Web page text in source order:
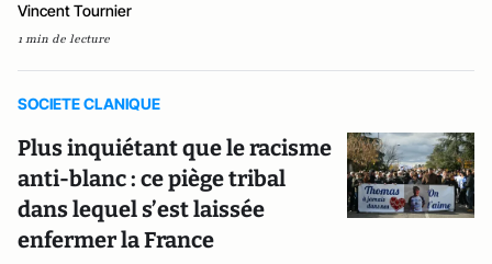
Vincent Tournier
1 min de lecture
SOCIETE CLANIQUE
Plus inquiétant que le racisme
anti-blanc : ce piège tribal
dans lequel s’est laissée
enfermer la France